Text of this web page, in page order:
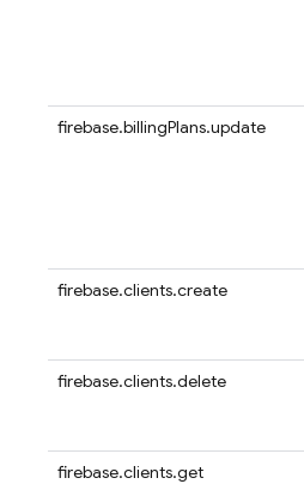
firebase.billingPlans.update
firebase.clients.create
firebase.clients.delete
firebase.clients.get